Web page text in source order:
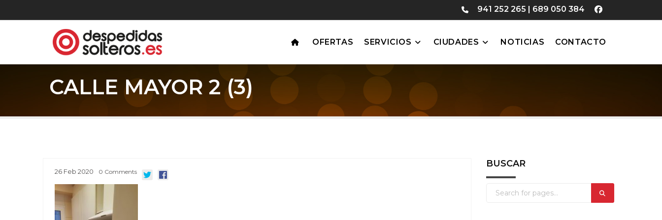
941 252 265 | 689 050 384
OFERTAS SERVICIOS CIUDADES NOTICIAS CONTACTO
CALLE MAYOR 2 (3)
26 Feb 2020 0 Comments
BUSCAR